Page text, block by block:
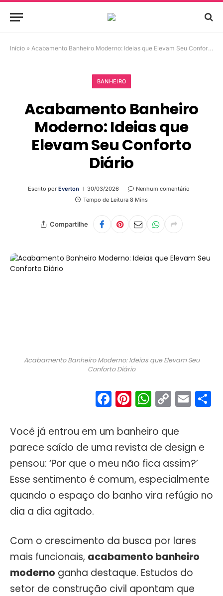
Início » Acabamento Banheiro Moderno: Ideias que Elevam Seu Conforto Diário
BANHEIRO
Acabamento Banheiro
Moderno: Ideias que
Elevam Seu Conforto
Diário
Escrito por Everton 30/03/2026
Nenhum comentário
Tempo de Leitura 8 Mins
Compartilhe
Acabamento Banheiro Moderno: Ideias que Elevam Seu
Conforto Diário
Facebook
Pinterest
Copy
Você já entrou em um banheiro que
parece saído de uma revista de design e
pensou: ‘Por que o meu não fica assim?’
Esse sentimento é comum, especialmente
quando o espaço do banho vira refúgio no
dia a dia agitado.
Com o crescimento da busca por lares
mais funcionais, acabamento banheiro
moderno ganha destaque. Estudos do
setor de construção civil apontam que